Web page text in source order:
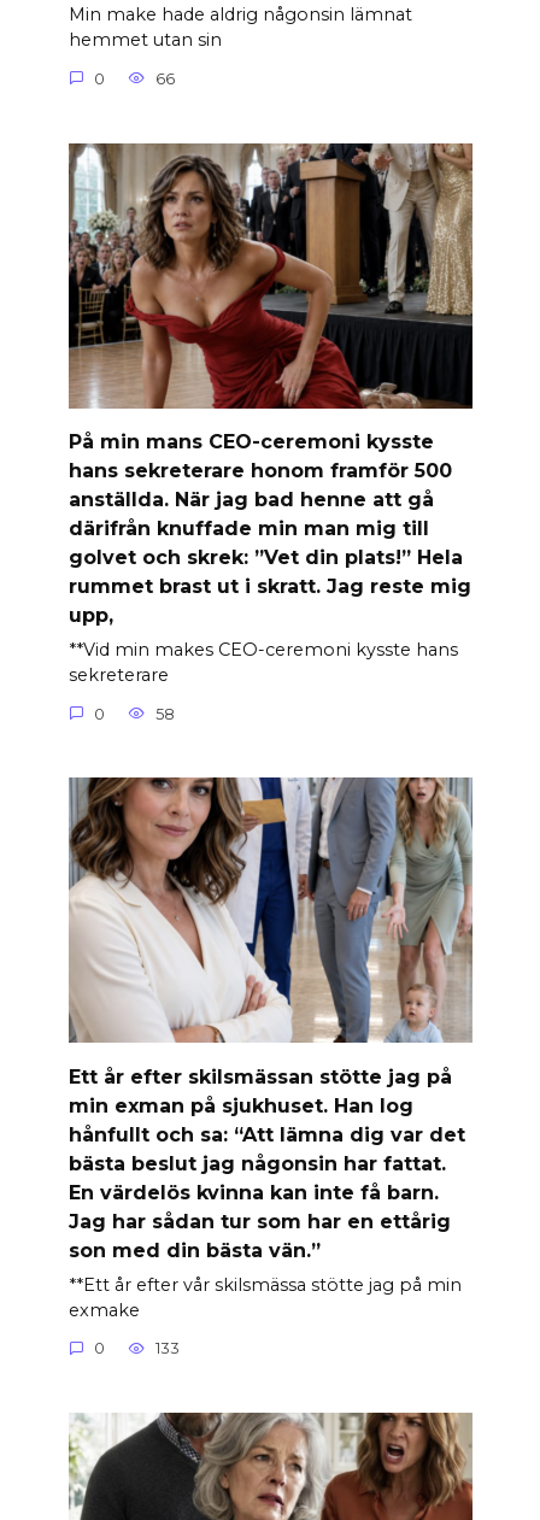
Min make hade aldrig någonsin lämnat
hemmet utan sin
0 66
På min mans CEO-ceremoni kysste
hans sekreterare honom framför 500
anställda. När jag bad henne att gå
därifrån knuffade min man mig till
golvet och skrek: ”Vet din plats!” Hela
rummet brast ut i skratt. Jag reste mig
upp,
**Vid min makes CEO-ceremoni kysste hans
sekreterare
0 58
Ett år efter skilsmässan stötte jag på
min exman på sjukhuset. Han log
hånfullt och sa: “Att lämna dig var det
bästa beslut jag någonsin har fattat.
En värdelös kvinna kan inte få barn.
Jag har sådan tur som har en ettårig
son med din bästa vän.”
**Ett år efter vår skilsmässa stötte jag på min
exmake
0 133